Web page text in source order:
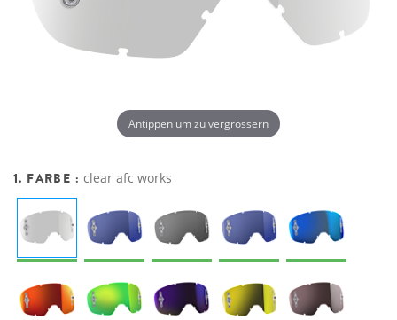
Antippen um zu vergrössern
1. FARBE : clear afc works